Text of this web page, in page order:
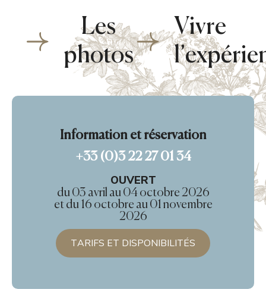
BANDE-ANNONCE
Information et réservation
+33 (0)3 22 27 01 34
OUVERT
du 03 avril au 04 octobre 2026
et du 16 octobre au 01 novembre
2026
TARIFS ET DISPONIBILITÉS
Les
photos
Vivre